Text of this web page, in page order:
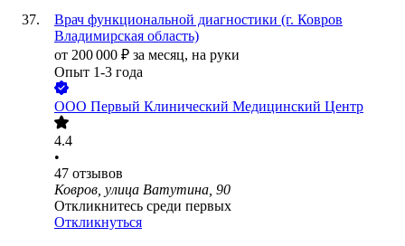
Врач функциональной диагностики (г. Ковров
Владимирская область)
от 200 000 ₽ за месяц, на руки
Опыт 1-3 года
ООО Первый Клинический Медицинский Центр
4.4
•
47 отзывов
Ковров, улица Ватутина, 90
Откликнитесь среди первых
Откликнуться